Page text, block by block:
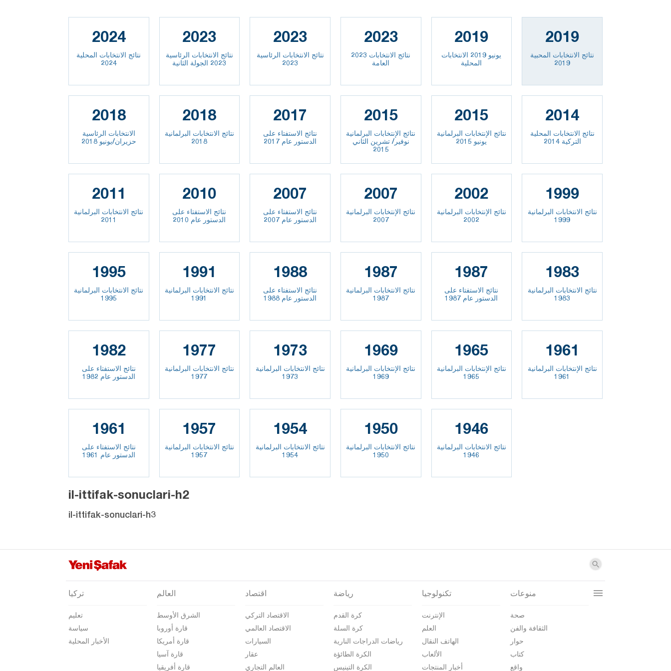
2024
نتائج الانتخابات المحلية
2024
2023
نتائج الانتخابات الرئاسية
2023 الجولة الثانية
2023
نتائج الانتخابات الرئاسية
2023
2023
2023 نتائج الانتخابات
العامة
2019
يونيو 2019 الانتخابات
المحلية
2019
نتائج الانتخابات المحبية
2019
2018
الانتخابات الرئاسية
حزيران/يونيو 2018
2018
نتائج الانتخابات البرلمانية
2018
2017
نتائج الاستفتاء على
الدستور عام 2017
2015
نتائج الإنتخابات البرلمانية
نوفير/ تشرين الثاني
2015
2015
نتائج الإنتخابات البرلمانية
يونيو 2015
2014
نتائج الانتخابات المحلية
التركية 2014
2011
نتائج الانتخابات البرلمانية
2011
2010
نتائج الاستفتاء على
الدستور عام 2010
2007
نتائج الاستفتاء على
الدستور عام 2007
2007
نتائج الإنتخابات البرلمانية
2007
2002
نتائج الإنتخابات البرلمانية
2002
1999
نتائج الانتخابات البرلمانية
1999
1995
نتائج الانتخابات البرلمانية
1995
1991
نتائج الانتخابات البرلمانية
1991
1988
نتائج الاستفتاء على
الدستور عام 1988
1987
نتائج الانتخابات البرلمانية
1987
1987
نتائج الاستفتاء على
الدستور عام 1987
1983
نتائج الانتخابات البرلمانية
1983
1982
نتائج الاستفتاء على
الدستور عام 1982
1977
نتائج الانتخابات البرلمانية
1977
1973
نتائج الانتخابات البرلمانية
1973
1969
نتائج الإنتخابات البرلمانية
1969
1965
نتائج الإنتخابات البرلمانية
1965
1961
نتائج الإنتخابات البرلمانية
1961
1961
نتائج الاستفتاء على
الدستور عام 1961
1957
نتائج الانتخابات البرلمانية
1957
1954
نتائج الانتخابات البرلمانية
1954
1950
نتائج الانتخابات البرلمانية
1950
1946
نتائج الانتخابات البرلمانية
1946
il-ittifak-sonuclari-h2
il-ittifak-sonuclari-h3
تركيا
تعليم
سياسة
الأخبار المحلية
العالم
الشرق الأوسط
قارة أوروبا
قارة أمريكا
قارة آسيا
قارة أفريقيا
اقتصاد
الاقتصاد التركي
الاقتصاد العالمي
السيارات
عقار
العالم التجاري
رياضة
كرة القدم
كرة السلة
رياضات الدراجات النارية
الكرة الطائؤة
الكرة التينيس
تكنولوجيا
الإنترنت
العلم
الهاتف النقال
الألعاب
أخبار المنتجات
منوعات
صحة
الثقافة والفن
حوار
كتاب
واقع